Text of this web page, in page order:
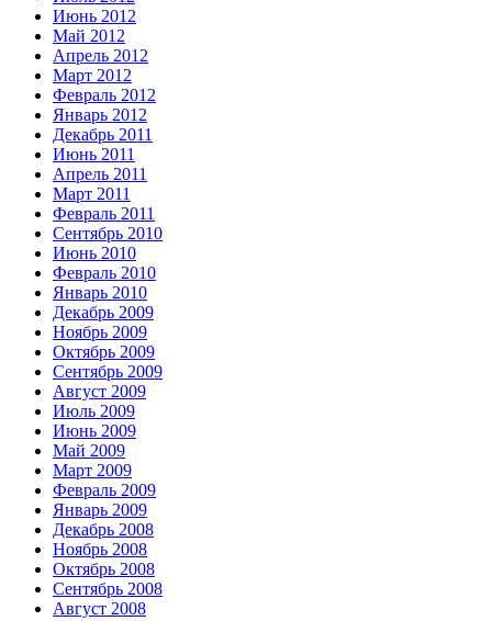
Июнь 2012
Май 2012
Апрель 2012
Март 2012
Февраль 2012
Январь 2012
Декабрь 2011
Июнь 2011
Апрель 2011
Март 2011
Февраль 2011
Сентябрь 2010
Июнь 2010
Февраль 2010
Январь 2010
Декабрь 2009
Ноябрь 2009
Октябрь 2009
Сентябрь 2009
Август 2009
Июль 2009
Июнь 2009
Май 2009
Март 2009
Февраль 2009
Январь 2009
Декабрь 2008
Ноябрь 2008
Октябрь 2008
Сентябрь 2008
Август 2008